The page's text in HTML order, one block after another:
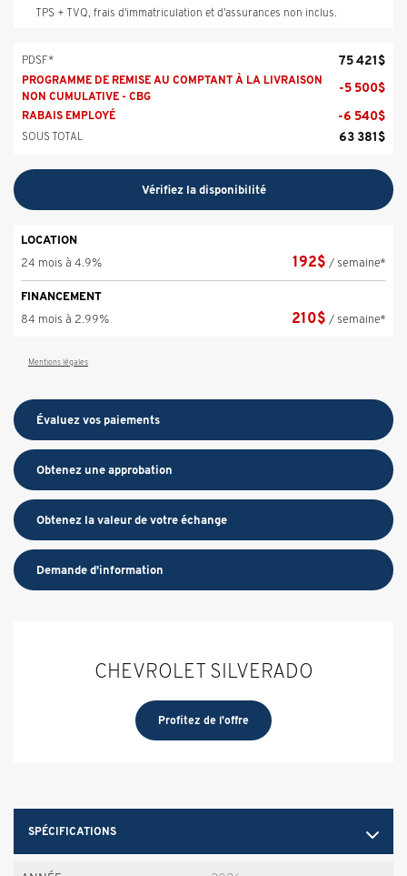
SPÉCIFICATIONS
TPS + TVQ, frais d'immatriculation et d'assurances non inclus.
PDSF* 75 421$
PROGRAMME DE REMISE AU COMPTANT À LA LIVRAISON
NON CUMULATIVE - CBG
-5 500$
RABAIS EMPLOYÉ -6 540$
SOUS TOTAL 63 381$
Vérifiez la disponibilité
LOCATION
24 mois à 4.9%
192$ / semaine*
FINANCEMENT
84 mois à 2.99%
210$ / semaine*
Mentions légales
Évaluez vos paiements
Obtenez une approbation
Obtenez la valeur de votre échange
Demande d'information
CHEVROLET SILVERADO
Profitez de l'offre